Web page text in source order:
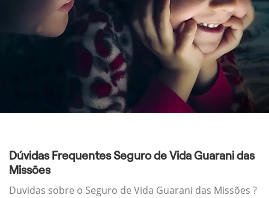
Dúvidas Frequentes Seguro de Vida Guarani das
Missões
Duvidas sobre o Seguro de Vida Guarani das Missões ?